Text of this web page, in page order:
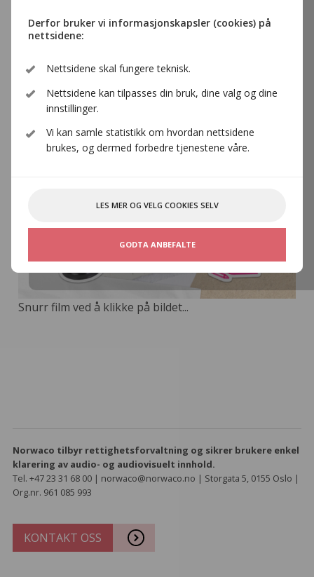
Derfor bruker vi informasjonskapsler (cookies) på
nettsidene:
Nettsidene skal fungere teknisk.
Nettsidene kan tilpasses din bruk, dine valg og dine
innstillinger.
Vi kan samle statistikk om hvordan nettsidene
brukes, og dermed forbedre tjenestene våre.
LES MER OG VELG COOKIES SELV
GODTA ANBEFALTE
Snurr film ved å klikke på bildet...
Norwaco tilbyr rettighetsforvaltning og sikrer brukere enkel
klarering av audio- og audiovisuelt innhold.
Tel. +47 23 31 68 00 | norwaco@norwaco.no | Storgata 5, 0155 Oslo |
Org.nr. 961 085 993
KONTAKT OSS